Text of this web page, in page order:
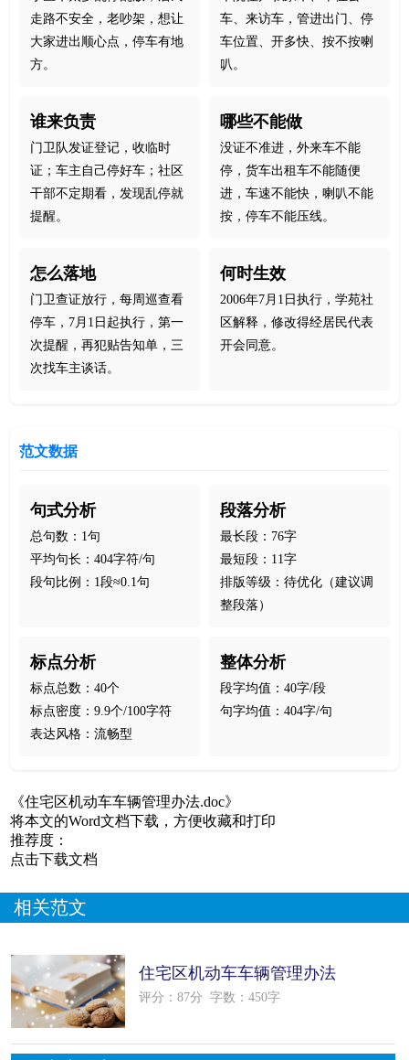
走路不安全，老吵架，想让
大家进出顺心点，停车有地
方。
车、来访车，管进出门、停
车位置、开多快、按不按喇
叭。
谁来负责
门卫队发证登记，收临时
证；车主自己停好车；社区
干部不定期看，发现乱停就
提醒。
哪些不能做
没证不准进，外来车不能
停，货车出租车不能随便
进，车速不能快，喇叭不能
按，停车不能压线。
怎么落地
门卫查证放行，每周巡查看
停车，7月1日起执行，第一
次提醒，再犯贴告知单，三
次找车主谈话。
何时生效
2006年7月1日执行，学苑社
区解释，修改得经居民代表
开会同意。
范文数据
句式分析
总句数：1句
平均句长：404字符/句
段句比例：1段≈0.1句
段落分析
最长段：76字
最短段：11字
排版等级：待优化（建议调
整段落）
标点分析
标点总数：40个
标点密度：9.9个/100字符
表达风格：流畅型
整体分析
段字均值：40字/段
句字均值：404字/句
《住宅区机动车车辆管理办法.doc》
将本文的Word文档下载，方便收藏和打印
推荐度：
点击下载文档
相关范文
住宅区机动车车辆管理办法
评分：87分 字数：450字